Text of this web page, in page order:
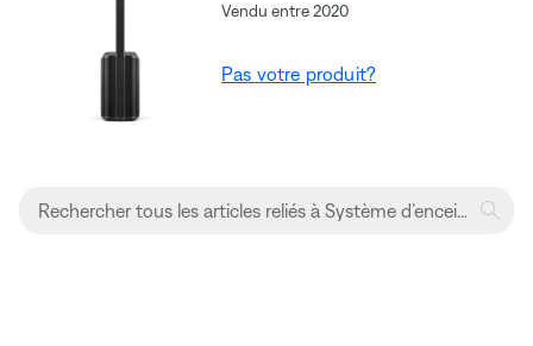
Vendu entre 2020
Pas votre produit?